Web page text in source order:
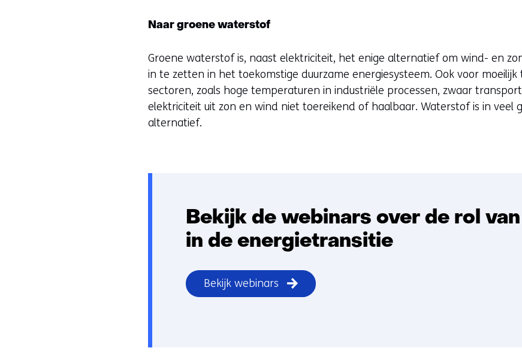
Naar groene waterstof
Groene waterstof is, naast elektriciteit, het enige alternatief om wind- en
in te zetten in het toekomstige duurzame energiesysteem. Ook voor
sectoren, zoals hoge temperaturen in industriële processen, zwaar
elektriciteit uit zon en wind niet toereikend of haalbaar. Waterstof is in veel
alternatief.
Bekijk de webinars over de rol
in de energietransitie
Bekijk webinars